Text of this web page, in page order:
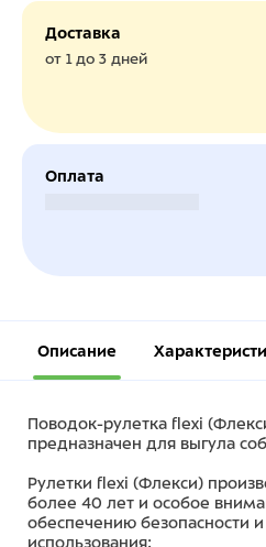
Доставка
от 1 до 3 дней
Оплата
Описание
Поводок-рулетка flexi
предназначен для выгула
Рулетки flexi (Флекси)
более 40 лет и особое
обеспечению безопасности
использования: